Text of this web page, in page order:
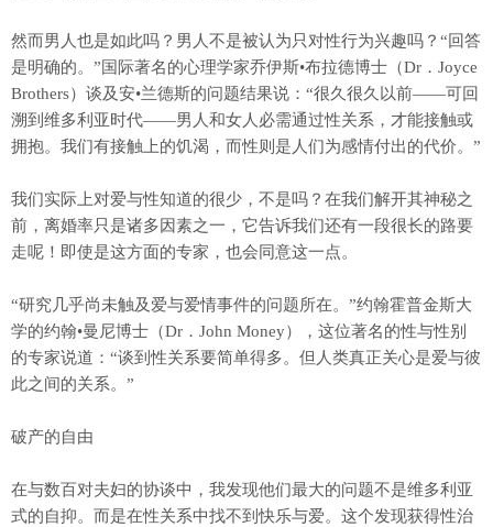
然而男人也是如此吗？男人不是被认为只对性行为兴趣吗？“回答
是明确的。”国际著名的心理学家乔伊斯•布拉德博士（Dr．Joyce
Brothers）谈及安•兰德斯的问题结果说：“很久很久以前——可回
溯到维多利亚时代——男人和女人必需通过性关系，才能接触或
拥抱。我们有接触上的饥渴，而性则是人们为感情付出的代价。”
我们实际上对爱与性知道的很少，不是吗？在我们解开其神秘之
前，离婚率只是诸多因素之一，它告诉我们还有一段很长的路要
走呢！即使是这方面的专家，也会同意这一点。
“研究几乎尚未触及爱与爱情事件的问题所在。”约翰霍普金斯大
学的约翰•曼尼博士（Dr．John Money），这位著名的性与性别
的专家说道：“谈到性关系要简单得多。但人类真正关心是爱与彼
此之间的关系。”
破产的自由
在与数百对夫妇的协谈中，我发现他们最大的问题不是维多利亚
式的自抑。而是在性关系中找不到快乐与爱。这个发现获得性治